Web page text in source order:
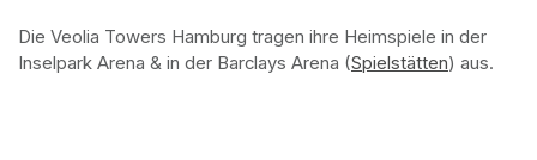
Die Veolia Towers Hamburg tragen ihre Heimspiele in der
Inselpark Arena & in der Barclays Arena (Spielstätten(opens in
) aus.